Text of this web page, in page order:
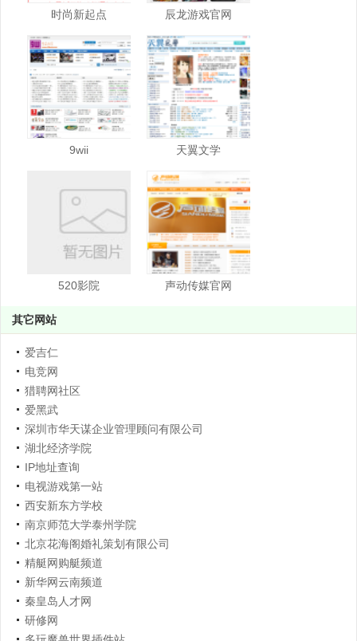
时尚新起点 辰龙游戏官网
9wii 天翼文学
520影院 声动传媒官网
其它网站
爱吉仁
电竞网
猎聘网社区
爱黑武
深圳市华天谋企业管理顾问有限公司
湖北经济学院
IP地址查询
电视游戏第一站
西安新东方学校
南京师范大学泰州学院
北京花海阁婚礼策划有限公司
精艇网购艇频道
新华网云南频道
秦皇岛人才网
研修网